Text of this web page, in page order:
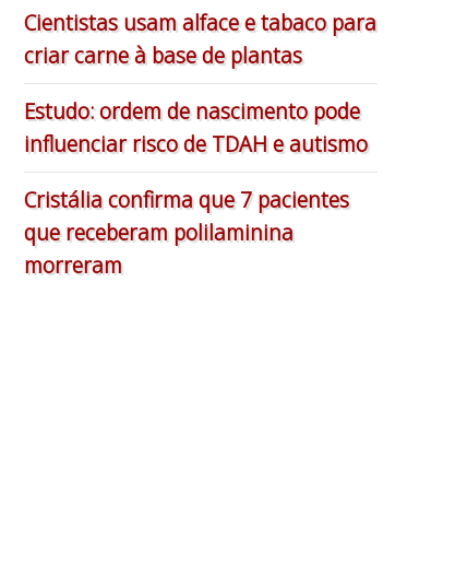
Cientistas usam alface e tabaco para
criar carne à base de plantas
Estudo: ordem de nascimento pode
influenciar risco de TDAH e autismo
Cristália confirma que 7 pacientes
que receberam polilaminina
morreram